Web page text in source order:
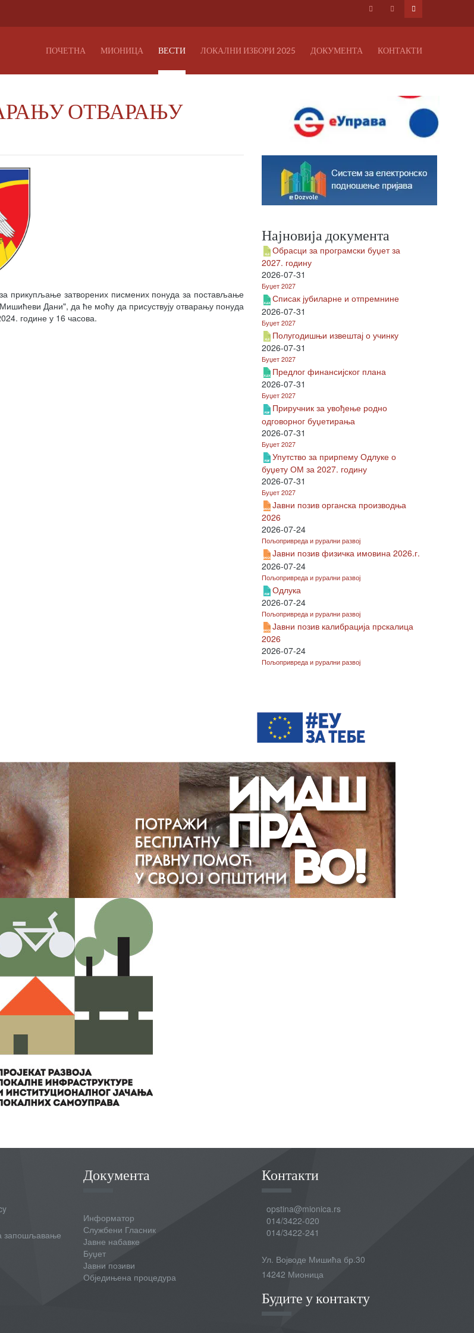
ПОЧЕТНА МИОНИЦА ВЕСТИ ЛОКАЛНИ ИЗБОРИ 2025 ДОКУМЕНТА КОНТАКТИ
ОТВАРАЊУ
прикупљање затворених писмених понуда за постављање
Дани", да ће моћу да присуствују отварању понуда
године у 16 часова.
Најновија документа
Обрасци за програмски буџет за
2027. годину
2026-07-31
Буџет 2027
Списак јубиларне и отпремнине
2026-07-31
Буџет 2027
Полугодишњи извештај о учинку
2026-07-31
Буџет 2027
Предлог финансијског плана
2026-07-31
Буџет 2027
Приручник за увођење родно
одговорног буџетирања
2026-07-31
Буџет 2027
Упутство за прирпему Одлуке о
буџету ОМ за 2027. годину
2026-07-31
Буџет 2027
Јавни позив органска производња
2026
2026-07-24
Пољопривреда и рурални развој
Јавни позив физичка имовина 2026.г.
2026-07-24
Пољопривреда и рурални развој
Одлука
2026-07-24
Пољопривреда и рурални развој
Јавни позив калибрација прскалица
2026
2026-07-24
Пољопривреда и рурални развој
запошљавање
Документа
Информатор
Службени Гласник
Јавне набавке
Буџет
Јавни позиви
Обједињена процедура
Контакти
opstina@mionica.rs
014/3422-020
014/3422-241
Ул. Војводе Мишића бр.30
14242 Мионица
Будите у контакту